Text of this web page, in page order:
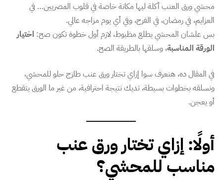
محشي ورق العنب أكلة ليها مكانة خاصة في قلوب المصريين… في
العزايم، في رمضان، في الفرح، وفي أي يوم مزاجه عالي.
بس علشان المحشي يطلع مظبوط، لازم أول خطوة تكون صح: اختيار
الورقة المناسبة، وسلقها بالطريقة الصح.
في المقال ده، هنعرف سوا إزاي تختار ورق عنب طازج حلو للمحشي،
ونسلقه بخطوات بسيطة، تديك نتيجة احترافية، من غير ما الورق يتقطع
أو يعجن.
أولًا: إزاي تختار ورق عنب
مناسب للمحشي؟